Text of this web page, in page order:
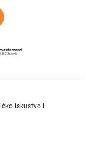
iskustvo i